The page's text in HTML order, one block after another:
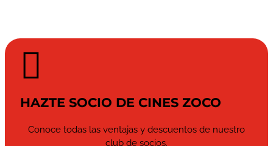

HAZTE SOCIO DE CINES ZOCO
Conoce todas las ventajas y descuentos de nuestro
club de socios.